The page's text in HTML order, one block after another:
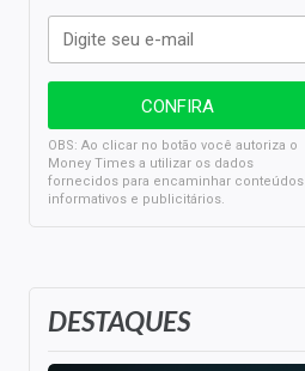
DESTAQUES
OBS: Ao clicar no botão você autoriza o
Money Times a utilizar os dados
fornecidos para encaminhar conteúdos
informativos e publicitários.